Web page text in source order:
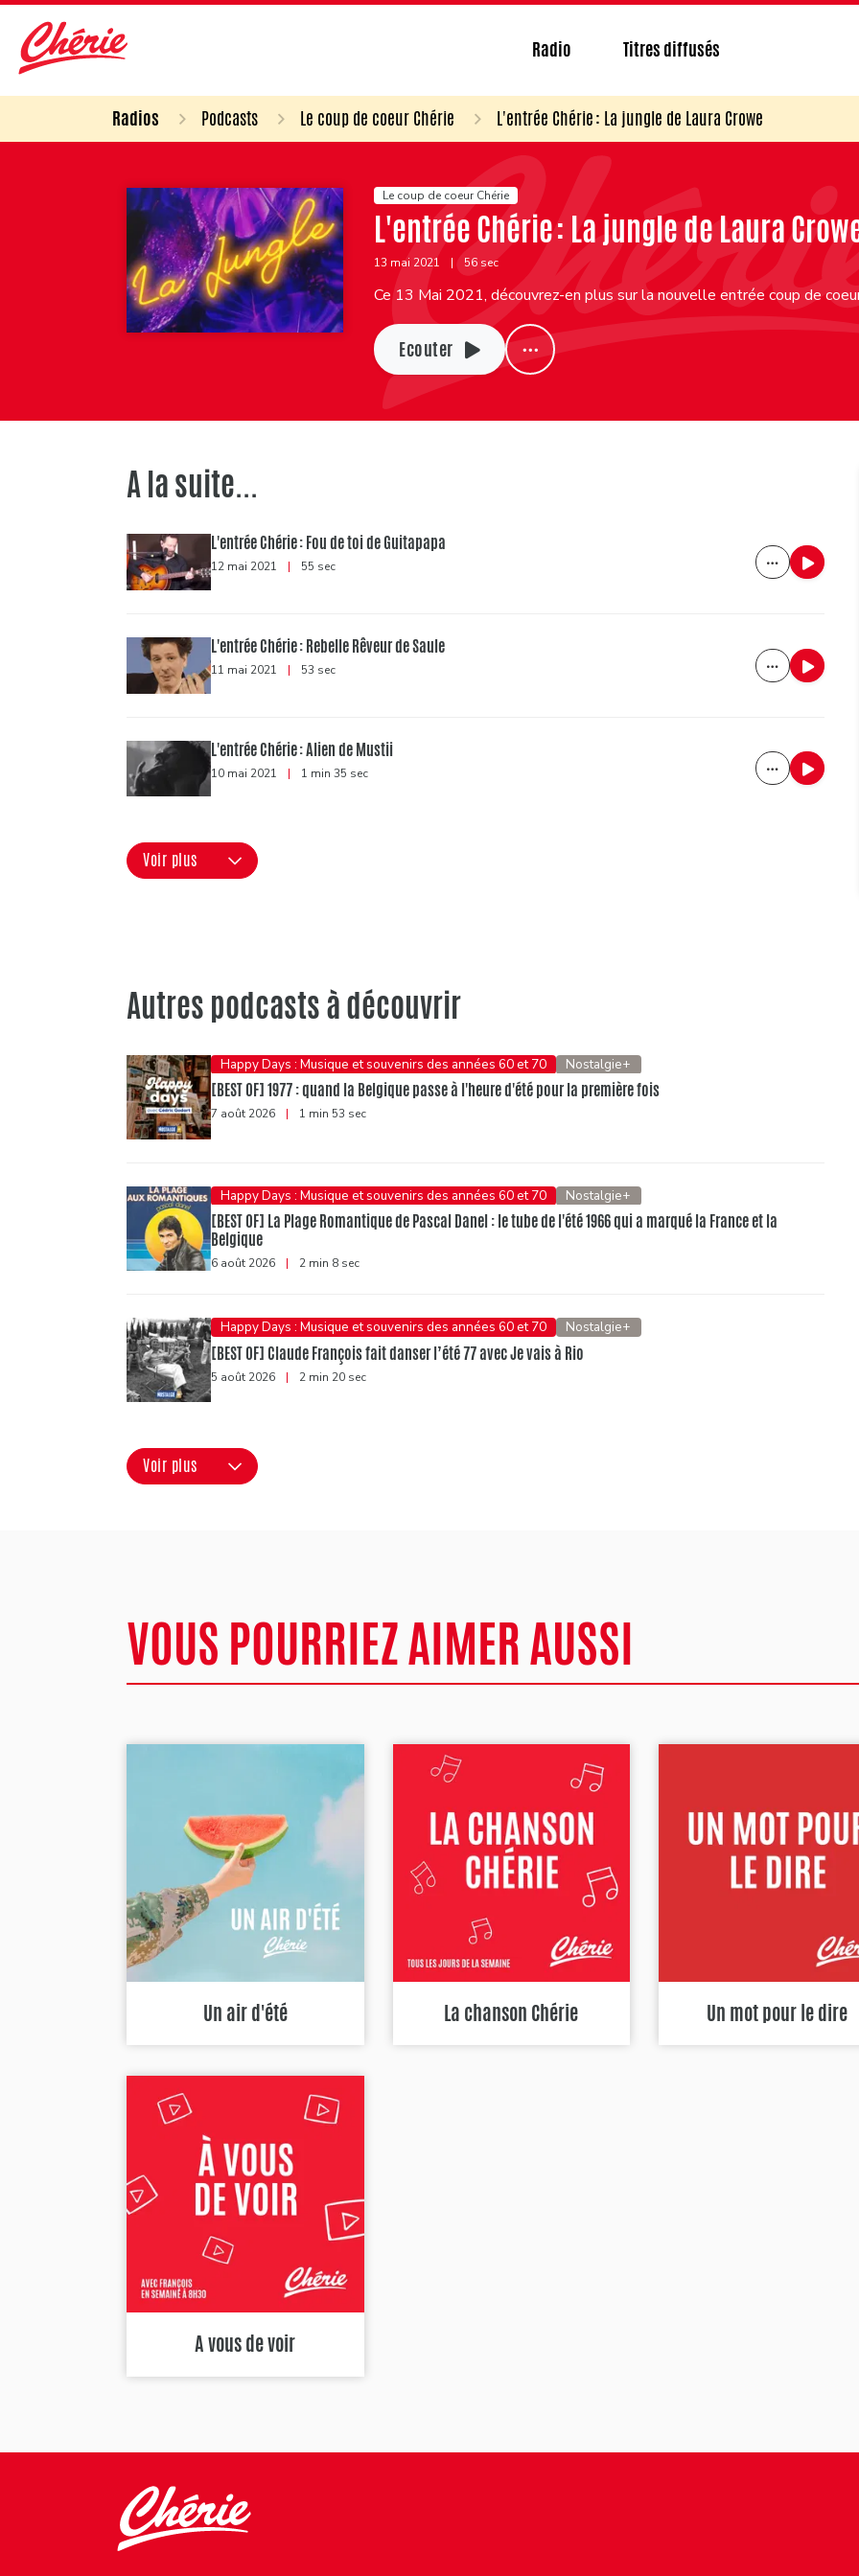
Radio Titres diffusés
Radios Podcasts Le coup de coeur Chérie L'entrée Chérie : La jungle de Laura Crowe
Le coup de coeur Chérie
L'entrée Chérie : La jungle de Laura
13 mai 2021 | 56 sec
Ce 13 Mai 2021, découvrez-en plus sur la nouvelle entrée coup de
Ecouter
A la suite...
L'entrée Chérie : Fou de toi de Guitapapa
12 mai 2021 | 55 sec
L'entrée Chérie : Rebelle Rêveur de Saule
11 mai 2021 | 53 sec
L'entrée Chérie : Alien de Mustii
10 mai 2021 | 1 min 35 sec
Voir plus
Autres podcasts à découvrir
Happy Days : Musique et souvenirs des années 60 et 70 Nostalgie+
[BEST OF] 1977 : quand la Belgique passe à l'heure d'été pour la première fois
7 août 2026 | 1 min 53 sec
Happy Days : Musique et souvenirs des années 60 et 70 Nostalgie+
[BEST OF] La Plage Romantique de Pascal Danel : le tube de l'été 1966 qui a marqué la France et la
Belgique
6 août 2026 | 2 min 8 sec
Happy Days : Musique et souvenirs des années 60 et 70 Nostalgie+
[BEST OF] Claude François fait danser l’été 77 avec Je vais à Rio
5 août 2026 | 2 min 20 sec
Voir plus
VOUS POURRIEZ AIMER AUSSI
Un air d'été La chanson Chérie Un mot pour le dire
A vous de voir